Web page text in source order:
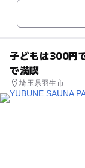
子どもは300円
で満喫
埼玉県羽生市